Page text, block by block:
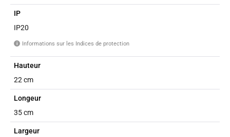
IP
IP20
i Informations sur les Indices de protection
Hauteur
22 cm
Longeur
35 cm
Largeur